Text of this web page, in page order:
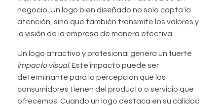
negocio. Un logo bien diseñado no solo capta la
atención, sino que también transmite los valores y
la visión de la empresa de manera efectiva.
Un logo atractivo y profesional genera un fuerte
impacto visual. Este impacto puede ser
determinante para la percepción que los
consumidores tienen del producto o servicio que
ofrecemos. Cuando un logo destaca en su calidad